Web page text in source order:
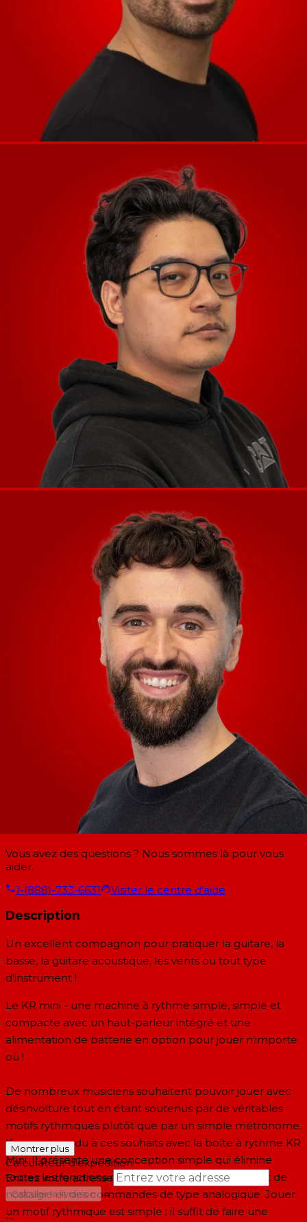
Vous avez des questions ? Nous sommes là pour vous
aider.
1-(888)-733-6631
Visiter le centre d'aide
Description
Un excellent compagnon pour pratiquer la guitare, la
basse, la guitare acoustique, les vents ou tout type
d'instrument !
Le KR mini - une machine à rythme simple, simple et
compacte avec un haut-parleur intégré et une
alimentation de batterie en option pour jouer n'importe
où !
De nombreux musiciens souhaitent pouvoir jouer avec
désinvolture tout en étant soutenus par de véritables
motifs rythmiques plutôt que par un simple métronome.
Korg a répondu à ces souhaits avec la boîte à rythme KR
Mini. Il présente une conception simple qui élimine
toutes les fonctions complexes, un look débordant de
nostalgie et des commandes de type analogique. Jouer
un motif rythmique est simple : il suffit de faire une
Montrer plus
Calculateur d'expédition
Entrez votre adresse
Calculer la livraison →
--